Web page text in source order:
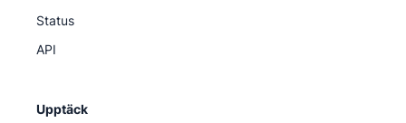
Status
API
Upptäck